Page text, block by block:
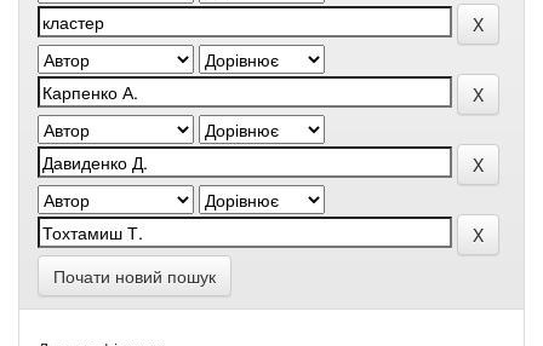
Почати новий пошук